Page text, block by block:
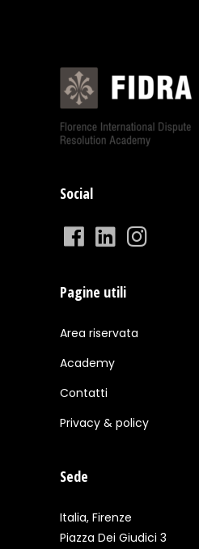
Social
Pagine utili
Area riservata
Academy
Contatti
Privacy & policy
Sede
Italia, Firenze
Piazza Dei Giudici 3